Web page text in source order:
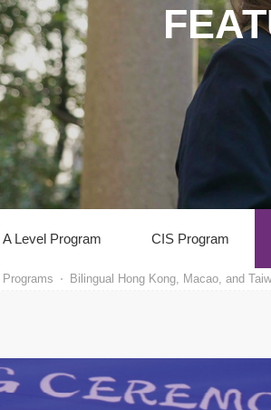
A Level Program CIS Program
Bilingual Hong Kong, Macao, and